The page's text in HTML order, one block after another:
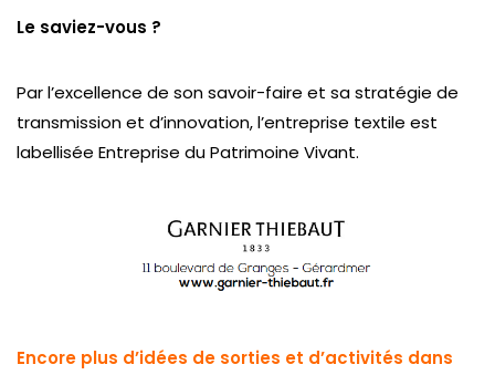
Le saviez-vous ?
Par l’excellence de son savoir-faire et sa stratégie de
transmission et d’innovation, l’entreprise textile est
labellisée Entreprise du Patrimoine Vivant.
Encore plus d’idées de sorties et d’activités dans